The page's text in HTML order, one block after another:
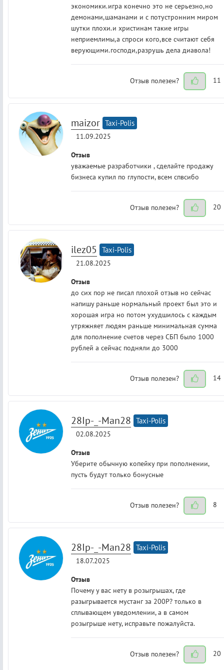
экономики.игра конечно это не серьезно,но
демонами,шаманами и с потустронним миром
шутки плохи.и христинам такие игры
неприемлимы,а спроси кого,все считают себя
верующими.господи,разрушь дела диавола!
Отзыв полезен? 11
maizor Taxi-Polis
11.09.2025
Отзыв
уважаемые разработчики , сделайте продажу
бизнеса купил по глупости, всем спвсибо
Отзыв полезен? 20
ilez05 Taxi-Polis
21.08.2025
Отзыв
до сих пор не писал плохой отзыв но сейчас
напишу раньше нормальный проект был это и
хорошая игра но потом ухудшилось с каждым
утряжняет людям раньше минимальная сумма
для пополнение счетов через СБП было 1000
рублей а сейчас подняли до 3000
Отзыв полезен? 14
28Ip-_-Man28 Taxi-Polis
02.08.2025
Отзыв
Уберите обычную копейку при пополнении,
пусть будут только бонусные
Отзыв полезен? 8
28Ip-_-Man28 Taxi-Polis
18.07.2025
Отзыв
Почему у вас нету в розыгрышах, где
разыгрывается мустанг за 200Р? только в
сплывающем уведомлении, а в самом
розыгрыше нету, исправьте пожалуйста.
Отзыв полезен? 20